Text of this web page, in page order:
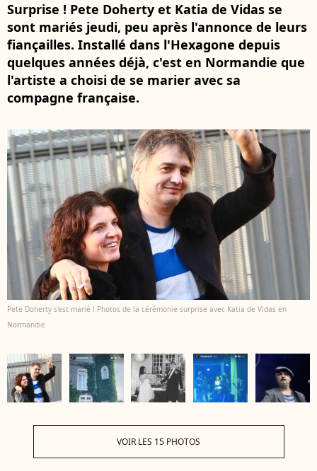
Surprise ! Pete Doherty et Katia de Vidas se
sont mariés jeudi, peu après l'annonce de leurs
fiançailles. Installé dans l'Hexagone depuis
quelques années déjà, c'est en Normandie que
l'artiste a choisi de se marier avec sa
compagne française.
Pete Doherty s'est marié ! Photos de la cérémonie surprise avec Katia de Vidas en
Normandie
VOIR LES 15 PHOTOS